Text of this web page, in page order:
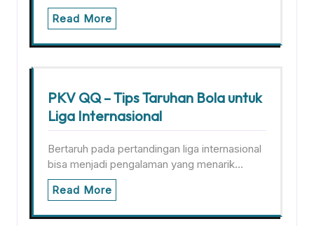
Read More
PKV QQ – Tips Taruhan Bola untuk
Liga Internasional
Bertaruh pada pertandingan liga internasional
bisa menjadi pengalaman yang menarik…
Read More